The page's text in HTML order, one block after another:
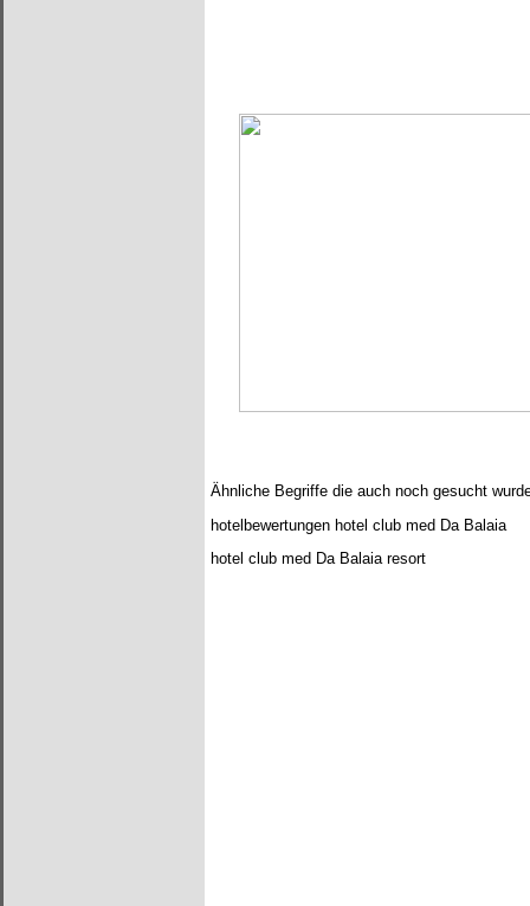
Ähnliche Begriffe die auch noch gesucht
hotelbewertungen hotel club med Da Balaia
hotel club med Da Balaia resort